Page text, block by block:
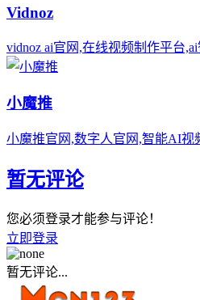
Vidnoz
vidnoz ai官网,在线视频制作平台
小魔推
小魔推官网,数字人官网,智能AI视
暂无评论
您必须登录才能参与评论！
立即登录
暂无评论...